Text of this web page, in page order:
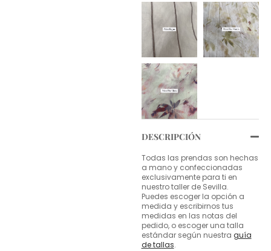
DESCRIPCIÓN
Todas las prendas son hechas
a mano y confeccionadas
exclusivamente para ti en
nuestro taller de Sevilla.
Puedes escoger la opción a
medida y escribirnos tus
medidas en las notas del
pedido, o escoger una talla
estándar según nuestra guía
de tallas.